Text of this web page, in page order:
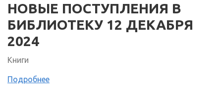
НОВЫЕ ПОСТУПЛЕНИЯ В
БИБЛИОТЕКУ 12 ДЕКАБРЯ
2024
Книги
Подробнее